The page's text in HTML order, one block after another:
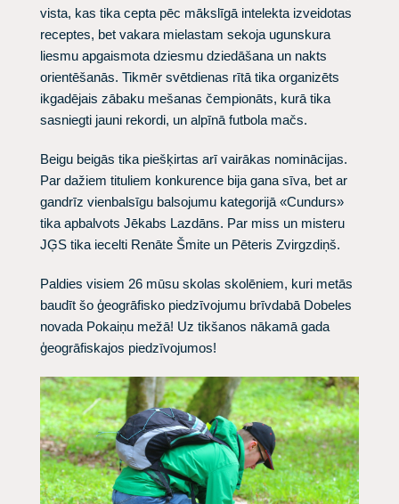
vista, kas tika cepta pēc mākslīgā intelekta izveidotas
receptes, bet vakara mielastam sekoja ugunskura
liesmu apgaismota dziesmu dziedāšana un nakts
orientēšanās. Tikmēr svētdienas rītā tika organizēts
ikgadējais zābaku mešanas čempionāts, kurā tika
sasniegti jauni rekordi, un alpīnā futbola mačs.
Beigu beigās tika piešķirtas arī vairākas nominācijas.
Par dažiem tituliem konkurence bija gana sīva, bet ar
gandrīz vienbalsīgu balsojumu kategorijā «Cundurs»
tika apbalvots Jēkabs Lazdāns. Par miss un misteru
JĢS tika iecelti Renāte Šmite un Pēteris Zvirgzdiņš.
Paldies visiem 26 mūsu skolas skolēniem, kuri metās
baudīt šo ģeogrāfisko piedzīvojumu brīvdabā Dobeles
novada Pokaiņu mežā! Uz tikšanos nākamā gada
ģeogrāfiskajos piedzīvojumos!